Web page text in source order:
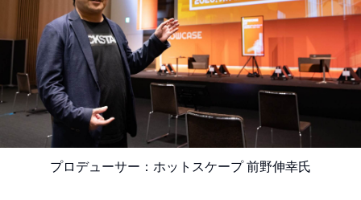
プロデューサー：ホットスケープ 前野伸幸氏